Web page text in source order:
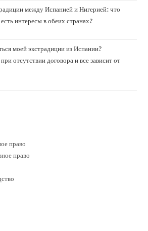
между Испанией и Нигерией: что
интересы в обеих странах?
моей экстрадиции из Испании?
отсутствии договора и все зависит от
право
право